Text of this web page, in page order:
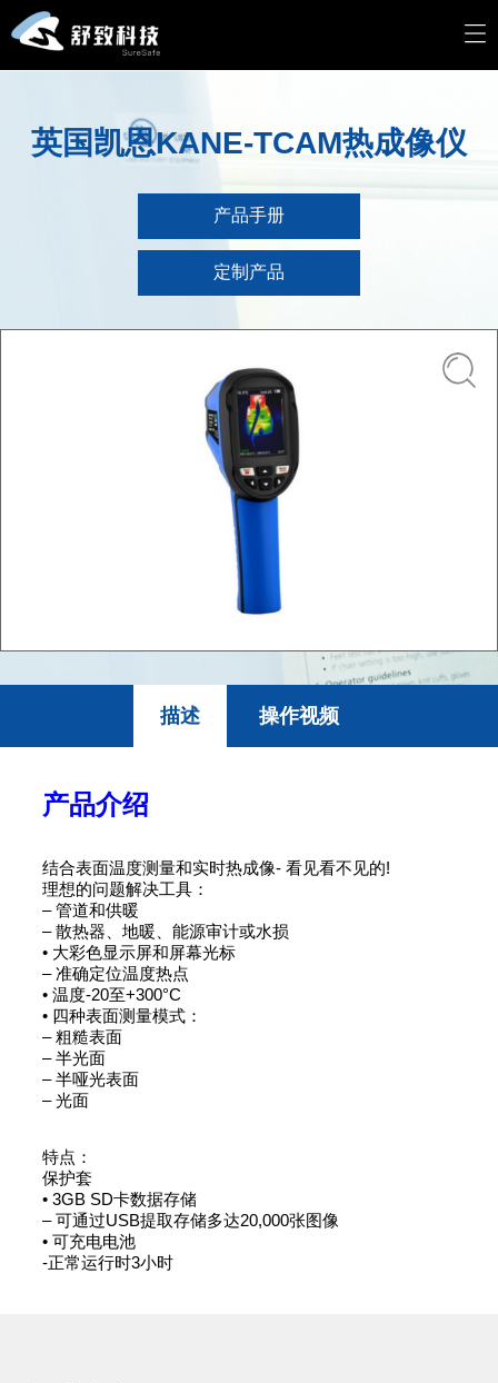
英国凯恩KANE-TCAM热成像仪
产品手册
定制产品
描述 操作视频
产品介绍
结合表面温度测量和实时热成像- 看见看不见的!
理想的问题解决工具：
– 管道和供暖
– 散热器、地暖、能源审计或水损
• 大彩色显示屏和屏幕光标
– 准确定位温度热点
• 温度-20至+300°C
• 四种表面测量模式：
– 粗糙表面
– 半光面
– 半哑光表面
– 光面
特点：
保护套
• 3GB SD卡数据存储
– 可通过USB提取存储多达20,000张图像
• 可充电电池
-正常运行时3小时